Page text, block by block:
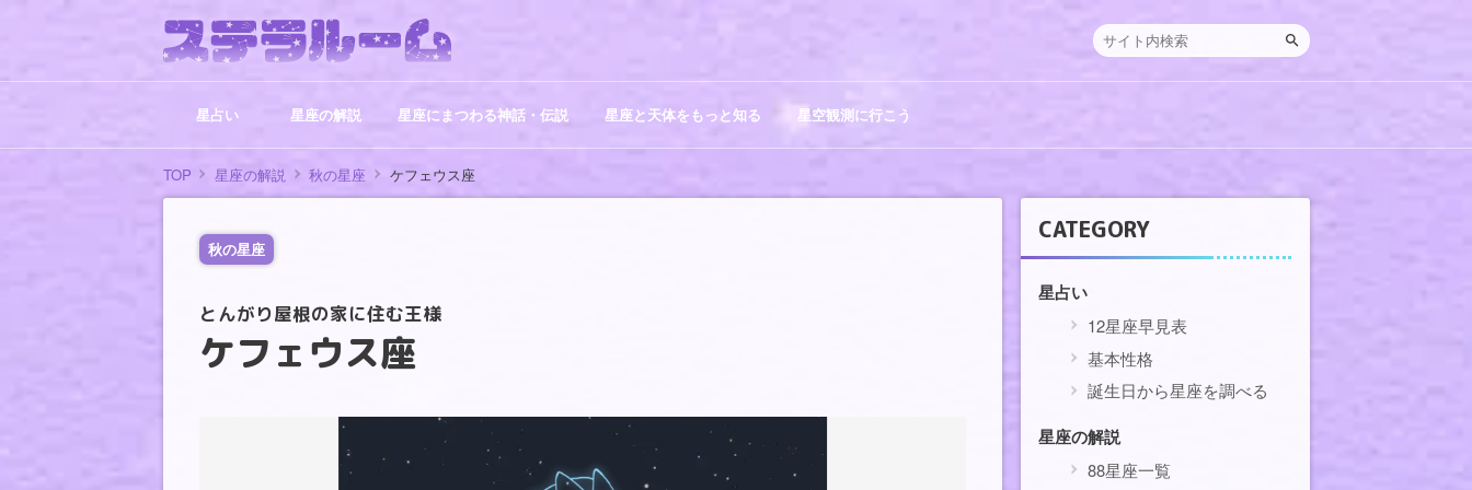
星占い 星座の解説 星座にまつわる神話・伝説 星座と天体をもっと知る 星空観測に行こう
TOP 星座の解説 秋の星座 ケフェウス座
秋の星座
とんがり屋根の家に住む王様
ケフェウス座
CATEGORY
星占い
12星座早見表
基本性格
誕生日から星座を調べる
星座の解説
88星座一覧